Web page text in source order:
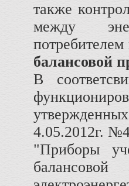
также
между
балансовой
В
4.05.2012г.
"Приборы